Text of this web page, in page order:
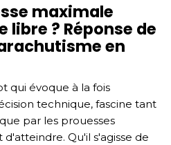
maximale
? Réponse de
en
qui évoque à la fois
technique, fascine tant
par les prouesses
Qu'il s'agisse de